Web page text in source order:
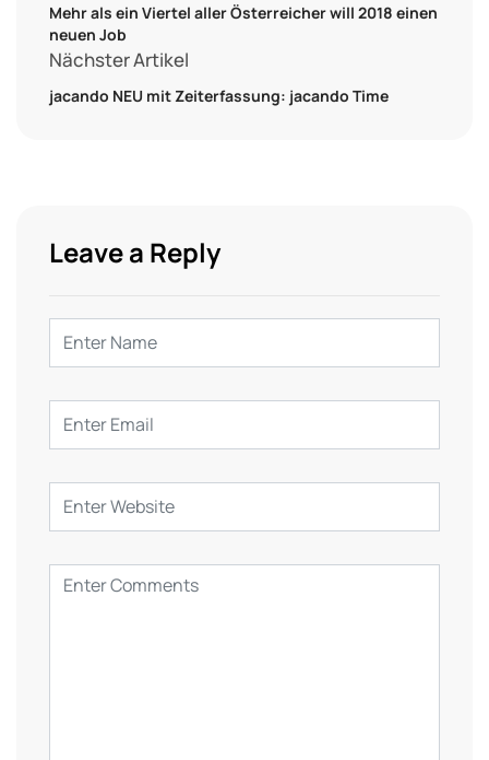
Mehr als ein Viertel aller Österreicher will 2018 einen
neuen Job
Nächster Artikel
jacando NEU mit Zeiterfassung: jacando Time
Leave a Reply